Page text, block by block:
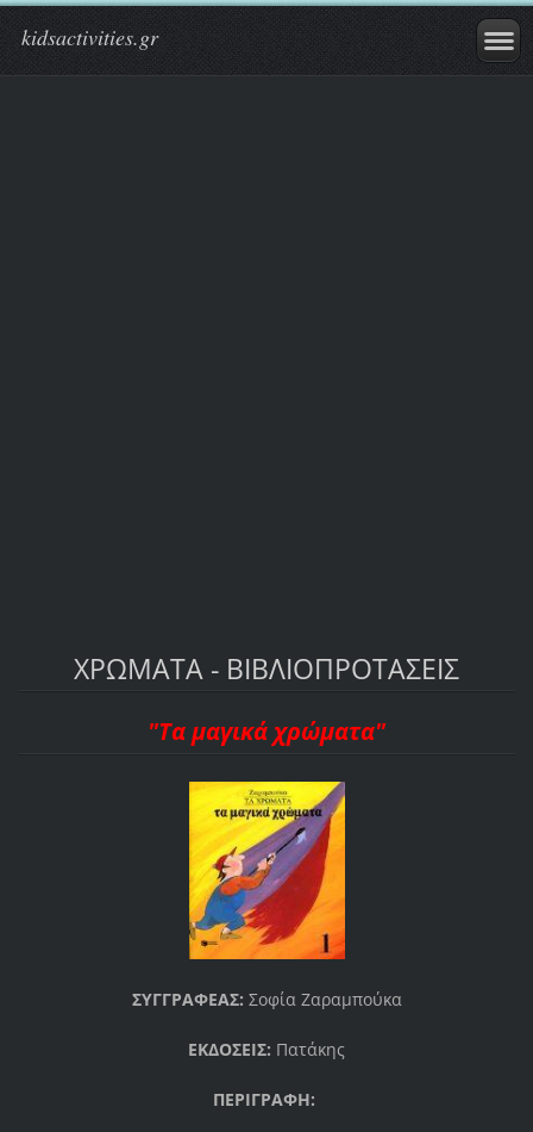
kidsactivities.gr
ΧΡΩΜΑΤΑ - ΒΙΒΛΙΟΠΡΟΤΑΣΕΙΣ
"Τα μαγικά χρώματα"
ΣΥΓΓΡΑΦΕΑΣ: Σοφία Ζαραμπούκα
ΕΚΔΟΣΕΙΣ: Πατάκης
ΠΕΡΙΓΡΑΦΗ: